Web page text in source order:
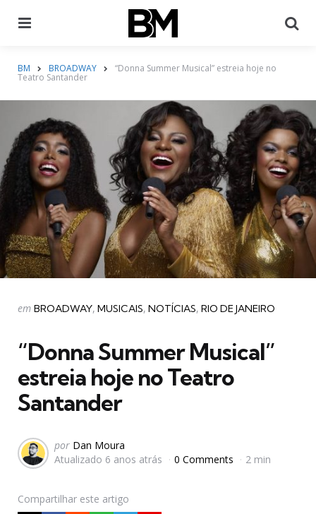
BM BROADWAY “Donna Summer Musical” estreia hoje no
Teatro Santander
Categorias
Postado
em BROADWAY MUSICAIS NOTÍCIAS RIO DE JANEIRO
“Donna Summer Musical”
estreia hoje no Teatro
Santander
Postado
por
por Dan Moura
Atualizado 6 anos atrás 0 Comments 2 min
Compartilhar este artigo